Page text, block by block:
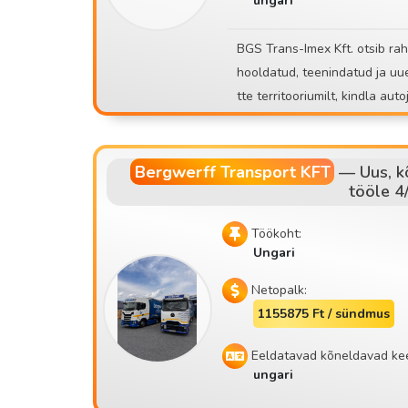
ne ja normaalne töökeskkond. Kui oled väsinud laadimisest, ebakindlatest töökohtadest või
ail.com 📱 +36 30 535 2693 ⚠️ Palun kandideeri ainult siis, kui sa tõesti saad tulla isiklikule
kohtumisele!
BGS Trans-Imex Kft. otsib rahvusvaheliste veotööde jaoks CE-kategooria autojuhte. • Hästi
hooldatud, teenindatud ja uuenev sõidukipark • 32
Bergwerff Transport KFT — Uus,
tööle
Töökoht:
Ungari
Netopalk:
1155875 Ft / sündmus
Eeldatavad kõneldavad
ungari